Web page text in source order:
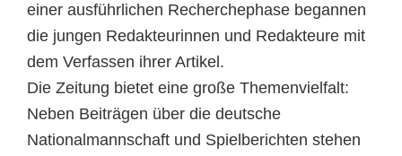
einer ausführlichen Recherchephase begannen
die jungen Redakteurinnen und Redakteure mit
dem Verfassen ihrer Artikel.
Die Zeitung bietet eine große Themenvielfalt:
Neben Beiträgen über die deutsche
Nationalmannschaft und Spielberichten stehen